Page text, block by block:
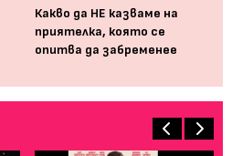
Какво да НЕ казваме на
приятелка, която се
опитва да забременее